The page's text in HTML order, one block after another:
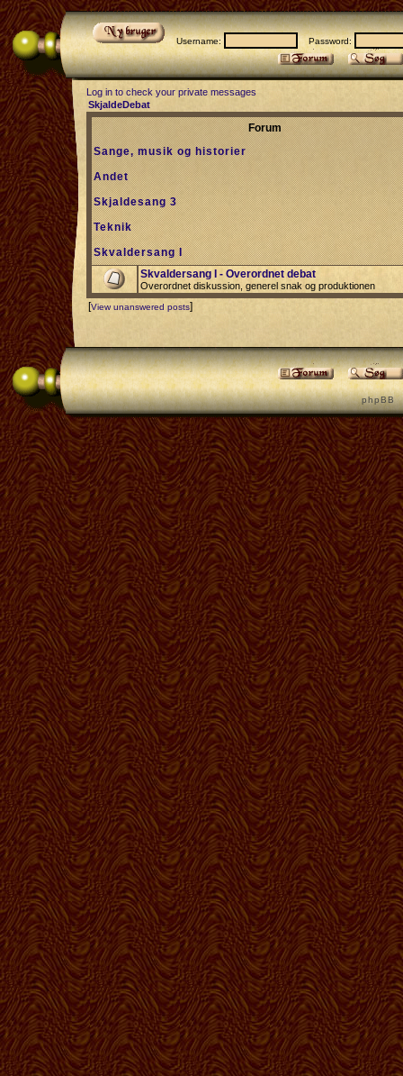
Username: Password:
Log in to check your private messages
SkjaldeDebat
Forum
Sange, musik og historier
Andet
Skjaldesang 3
Teknik
Skvaldersang I
Skvaldersang I - Overordnet debat
Overordnet diskussion, generel snak og produktionen
[View unanswered posts]
p h p B B